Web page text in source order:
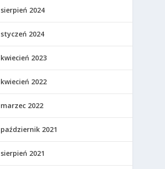
sierpień 2024
styczeń 2024
kwiecień 2023
kwiecień 2022
marzec 2022
październik 2021
sierpień 2021